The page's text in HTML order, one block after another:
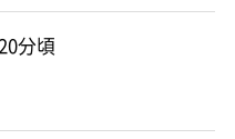
分頃